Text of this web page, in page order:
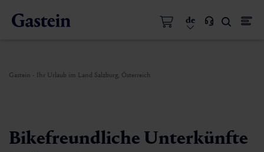
de
Gastein - Ihr Urlaub im Land Salzburg, Österreich
Bikefreundliche Unterkünfte